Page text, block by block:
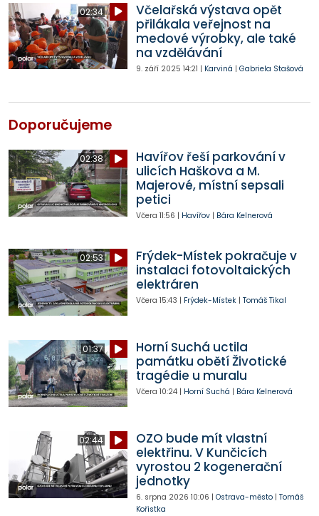
02:34
Včelařská výstava opět
přilákala veřejnost na
medové výrobky, ale také
na vzdělávání
9. září 2025 14:21 | Karviná | Gabriela Stašová
Doporučujeme
02:38
Havířov řeší parkování v
ulicích Haškova a M.
Majerové, místní sepsali
petici
Včera 11:56 | Havířov| Bára Kelnerová
02:53
Frýdek-Místek pokračuje v
instalaci fotovoltaických
elektráren
Včera 15:43 | Frýdek-Místek| Tomáš Tikal
01:37
Horní Suchá uctila
památku obětí Životické
tragédie u muralu
Včera 10:24| Horní Suchá | Bára Kelnerová
02:44
OZO bude mít vlastní
elektřinu. V Kunčicích
vyrostou 2 kogenerační
jednotky
6. srpna 2026 10:06 | Ostrava-město| Tomáš
Kořistka